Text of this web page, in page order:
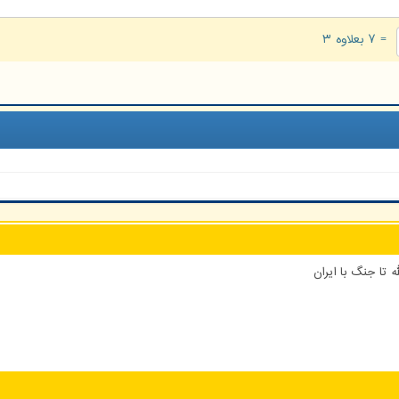
= ۷ بعلاوه ۳
تا جنگ با ایران